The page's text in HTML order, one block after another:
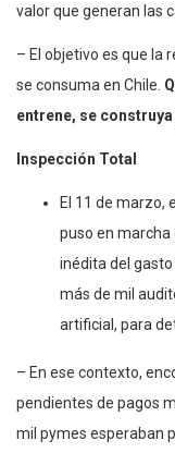
valor que generan las
– El objetivo es que la
se consuma en Chile.
entrene, se
Inspección Total
El 11 de marzo,
puso en marcha
inédita del
más de mil
artificial, para
– En ese contexto,
pendientes de pagos
mil pymes esperaban